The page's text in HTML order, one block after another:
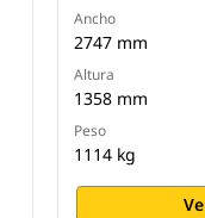
Ancho
2747 mm
Altura
1358 mm
Peso
1114 kg